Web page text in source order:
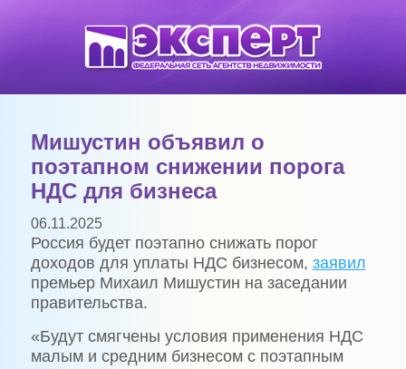
Мишустин объявил о
поэтапном снижении порога
НДС для бизнеса
06.11.2025
Россия будет поэтапно снижать порог
доходов для уплаты НДС бизнесом, заявил
премьер Михаил Мишустин на заседании
правительства.
«Будут смягчены условия применения НДС
малым и средним бизнесом с поэтапным